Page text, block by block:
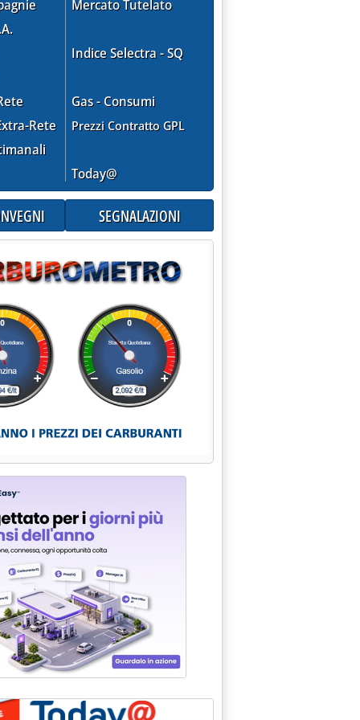
Rete
Mercato Tutelato
Indice Selectra - SQ
Gas - Consumi
Prezzi Contratto GPL
Today@
SEGNALAZIONI